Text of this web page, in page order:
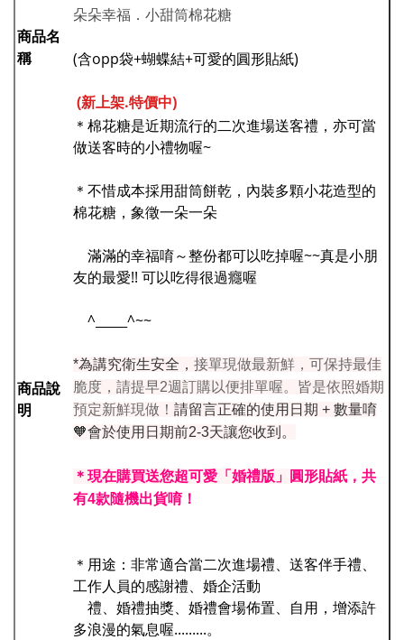
商品名
稱
朵朵幸福．小甜筒棉花糖
(含opp袋+蝴蝶結+可愛的圓形貼紙)
(新上架.特價中)
商品說
明
＊棉花糖是近期流行的二次進場送客禮，亦可當
做送客時的小禮物喔~
＊不惜成本採用甜筒餅乾，內裝多顆小花造型的
棉花糖，象徵一朵一朵
滿滿的幸福唷～整份都可以吃掉喔~~真是小朋
友的最愛!! 可以吃得很過癮喔
^_____^~~
*為講究衛生安全， 接單現做最新鮮，可保持最佳
脆度，請提早2週訂購以便排單喔。 皆是依照婚期
預定新鮮現做！ 請留言正確的使用日期 + 數量唷
🧡會於使用日期前2-3天讓您收到。
＊現在購買送您超可愛「婚禮版」
圓形貼紙，共
有4款隨機出貨唷！
＊用途：非常適合當二次進場禮、送客伴手禮、
工作人員的感謝禮、婚企活動
禮、婚禮抽獎、婚禮會場佈置、自用，增添許
多浪漫的氣息喔.........。